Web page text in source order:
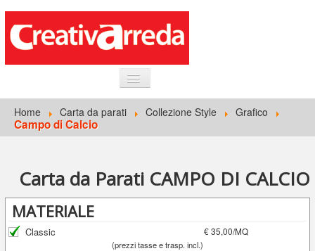
HOME
INFORMAZIONI GENERALI
ACCEDI
Home Carta da parati Collezione Style Grafico
Campo di Calcio
Carta da Parati CAMPO DI CALCIO
MATERIALE
Classic € 35,00/MQ
(prezzi tasse e trasp. incl.)